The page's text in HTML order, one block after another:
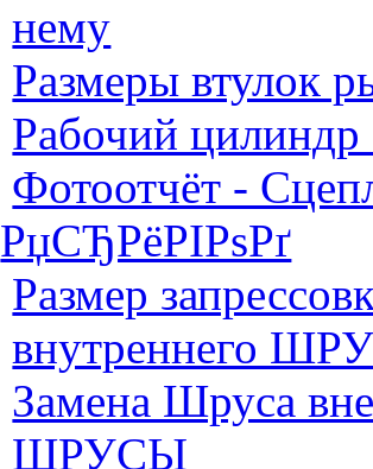
нему
Размеры втулок
Рабочий цилиндр
Фотоотчёт -
РџСЂРёРІРѕРґ
Размер
внутреннего
Замена Шруса
ШРУСЫ